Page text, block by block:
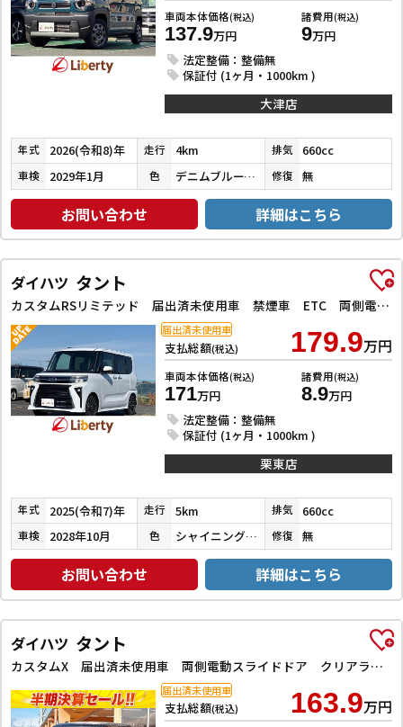
車両本体価格(税込)
137.9万円
諸費用(税込)
9万円
法定整備：整備無
保証付 (1ヶ月・1000km )
大津店
年式 2026(令和8)年 走行 4km 排気 660cc
車検 2029年1月 色 デニムブルーメタリック／ミネラルグレーメタリック 修復 無
お問い合わせ 詳細はこちら
ダイハツ タント
カスタムRSリミテッド 届出済未使用車 禁煙車 ETC 両側電動スライドドア アダプティブクルーズコントロール クリアランスソナー 衝突被害軽減システム オートライト LEDヘッドランプ スマートキー アイドリングストップ
支払総額(税込) 179.9万円
車両本体価格(税込)
171万円
諸費用(税込)
8.9万円
法定整備：整備無
保証付 (1ヶ月・1000km )
届出済未使用車
栗東店
年式 2025(令和7)年 走行 5km 排気 660cc
車検 2028年10月 色 シャイニングホワイトパール 修復 無
お問い合わせ 詳細はこちら
ダイハツ タント
カスタムX 届出済未使用車 両側電動スライドドア クリアランスソナー 衝突被害軽減システム LEDヘッドランプ スマートキー アイドリングストップ 電動格納ミラー シートヒーター ベンチシート CVT
支払総額(税込) 163.9万円
届出済未使用車